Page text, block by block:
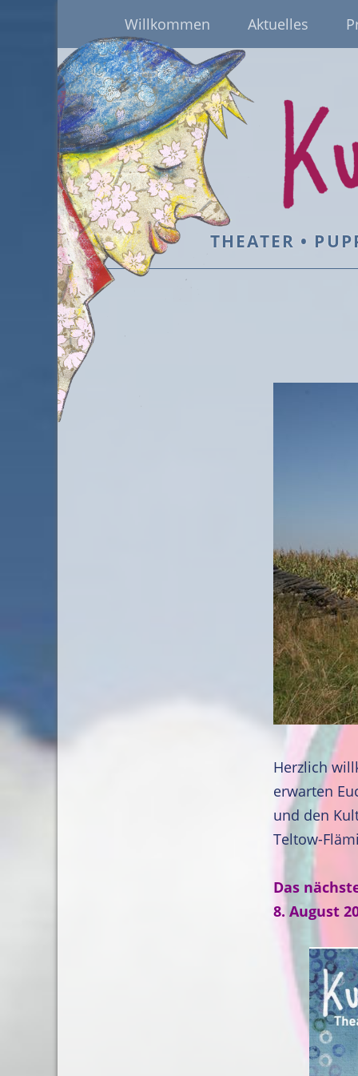
Willkommen Aktuelles
THEATER •
Herzlich
erwarten
und den
Teltow-
Das
8. August